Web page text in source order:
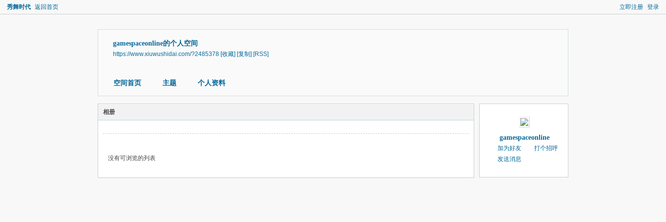
立即注册 登录
秀舞时代 返回首页
gamespaceonline的个人空间
https://www.xiuwushidai.com/?2485378 [收藏] [复制] [RSS]
空间首页 主题 个人资料
相册
没有可浏览的列表
gamespaceonline
加为好友
打个招呼
发送消息